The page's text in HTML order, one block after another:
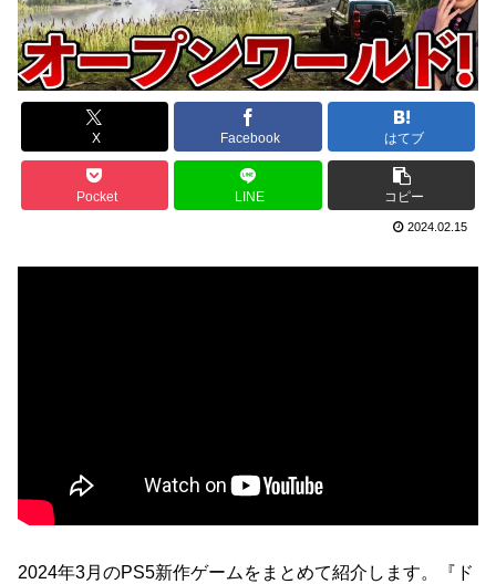
X Facebook はてブ
Pocket LINE コピー
2024.02.15
2024年3月のPS5新作ゲームをまとめて紹介します。『ド